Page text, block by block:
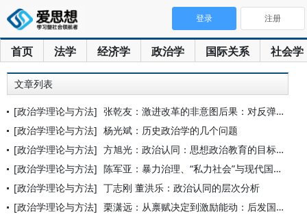
首页 法学 经济学 政治学 国际关系 社会学
登录 注册
文章列表
[政治学理论与方法] 张乾友：激进改革的非意图后果：对反弹政治的理论分析
[政治学理论与方法] 杨光斌：历史政治学的几个问题
[政治学理论与方法] 方旭光：政治认同：思想政治教育的目标取向
[政治学理论与方法] 陈军亚：暴力治理、“私力社会”与现代国家的秩序建构
[政治学理论与方法] 丁志刚 董洪乐：政治认同的层次分析
[政治学理论与方法] 栗潇远：从禀赋决定到激励能动：后发国家增长理论的范式演进